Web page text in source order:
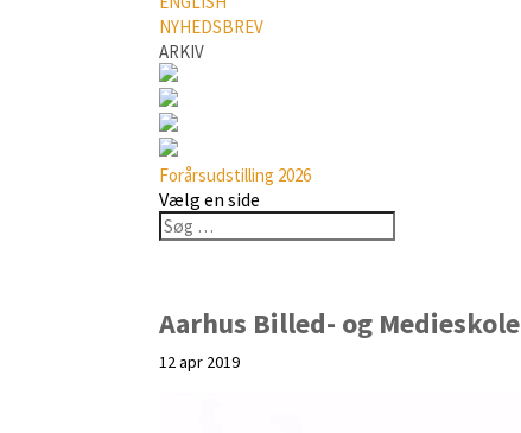
NYHEDSBREV
ARKIV
Forårsudstilling 2026
Vælg en side
Aarhus Billed- og Medieskole
12 apr 2019